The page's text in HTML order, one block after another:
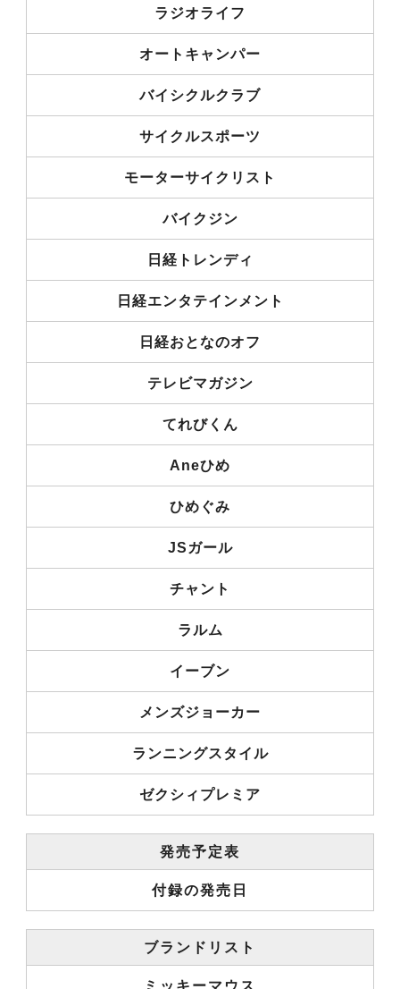
ラジオライフ
オートキャンパー
バイシクルクラブ
サイクルスポーツ
モーターサイクリスト
バイクジン
日経トレンディ
日経エンタテインメント
日経おとなのオフ
テレビマガジン
てれびくん
Aneひめ
ひめぐみ
JSガール
チャント
ラルム
イーブン
メンズジョーカー
ランニングスタイル
ゼクシィプレミア
発売予定表
付録の発売日
ブランドリスト
ミッキーマウス